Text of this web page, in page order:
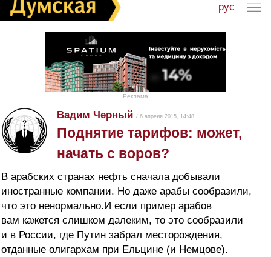
рус
Реклама
Вадим Черный / 6 апреля 2015, 14:48
Поднятие тарифов: может,
начать с воров?
В арабских странах нефть сначала добывали
иностранные компании. Но даже арабы сообразили,
что это ненормально.И если пример арабов
вам кажется слишком далеким, то это сообразили
и в России, где Путин забрал месторождения,
отданные олигархам при Ельцине (и Немцове).